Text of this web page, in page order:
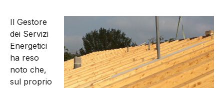
Il Gestore
dei Servizi
Energetici
ha reso
noto che,
sul proprio